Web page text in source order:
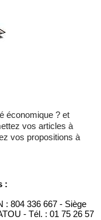
économique ? et
vos articles à
vos propositions à
:
: 804 336 667 - Siège
- Tél. : 01 75 26 57